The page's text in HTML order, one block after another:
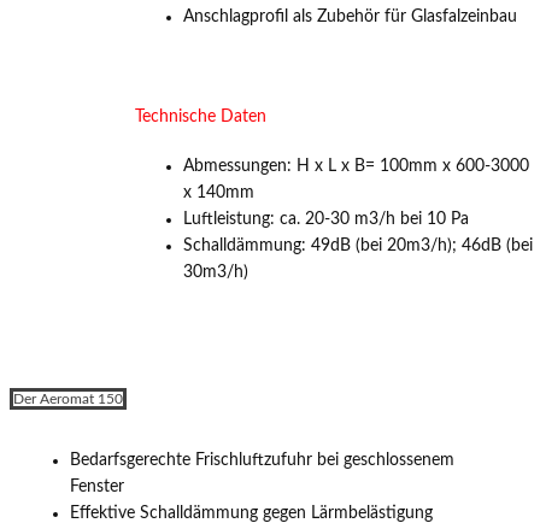
Anschlagprofil als Zubehör für Glasfalzeinbau
Technische Daten
Abmessungen: H x L x B= 100mm x 600-3000
x 140mm
Luftleistung: ca. 20-30 m3/h bei 10 Pa
Schalldämmung: 49dB (bei 20m3/h); 46dB (bei
30m3/h)
Der Aeromat 150
Bedarfsgerechte Frischluftzufuhr bei geschlossenem
Fenster
Effektive Schalldämmung gegen Lärmbelästigung